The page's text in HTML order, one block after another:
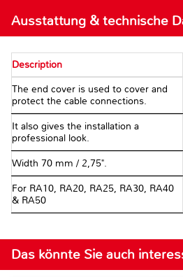
Ausstattung & technische
Description
The end cover is used to cover and
protect the cable connections.
It also gives the installation a
professional look.
Width 70 mm / 2,75".
For RA10, RA20, RA25, RA30, RA40
& RA50
Das könnte Sie auch